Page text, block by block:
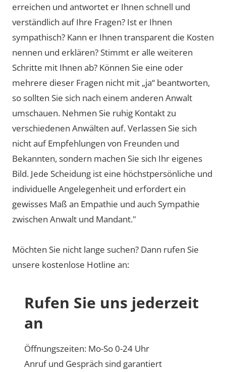
erreichen und antwortet er Ihnen schnell und
verständlich auf Ihre Fragen? Ist er Ihnen
sympathisch? Kann er Ihnen transparent die Kosten
nennen und erklären? Stimmt er alle weiteren
Schritte mit Ihnen ab? Können Sie eine oder
mehrere dieser Fragen nicht mit „ja“ beantworten,
so sollten Sie sich nach einem anderen Anwalt
umschauen. Nehmen Sie ruhig Kontakt zu
verschiedenen Anwälten auf. Verlassen Sie sich
nicht auf Empfehlungen von Freunden und
Bekannten, sondern machen Sie sich Ihr eigenes
Bild. Jede Scheidung ist eine höchstpersönliche und
individuelle Angelegenheit und erfordert ein
gewisses Maß an Empathie und auch Sympathie
zwischen Anwalt und Mandant."
Möchten Sie nicht lange suchen? Dann rufen Sie
unsere kostenlose Hotline an:
Rufen Sie uns jederzeit
an
Öffnungszeiten: Mo-So 0-24 Uhr
Anruf und Gespräch sind garantiert